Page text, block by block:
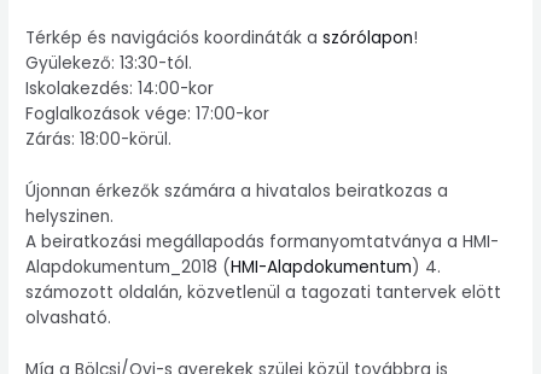
Térkép és navigációs koordináták aszórólapon!
Gyülekező: 13:30-tól.
Iskolakezdés: 14:00-kor
Foglalkozások vége: 17:00-kor
Zárás: 18:00-körül.
Újonnan érkezők számára a hivatalos beiratkozas a
helyszinen.
A beiratkozási megállapodás formanyomtatványa a HMI-
Alapdokumentum_2018 (HMI-Alapdokumentum) 4.
számozott oldalán, közvetlenül a tagozati tantervek elött
olvasható.